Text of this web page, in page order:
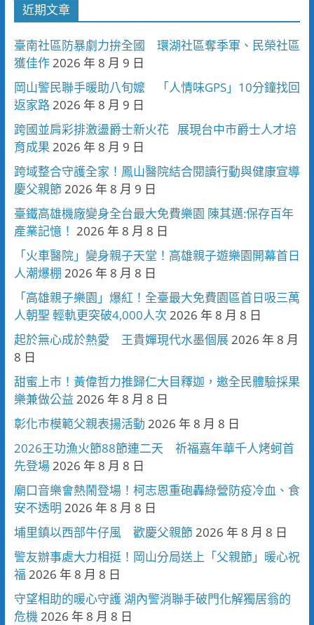
近期文章
臺南社區防暴劇力拚全國 環湖社區奪季軍、民榮社區
獲佳作2026 年 8 月 9 日
岡山警民聯手暖助八旬嬤 「人情味GPS」10分鐘找回
返家路2026 年 8 月 9 日
跨國並肩彩排激盪爵士新火花 展現台中市爵士人才培
育成果 2026 年 8 月 9 日
跨域整合守護全家！鳳山醫院結合閱讀行動與健康宣導
慶父親節2026 年 8 月 9 日
臺鐵高雄機廠變身全台最大免費樂園 陳其邁:保存百年
產業記憶！ 2026 年 8 月 8 日
「火車醫院」變身親子天堂！高雄親子遊樂園開幕首日
人潮爆棚 2026 年 8 月 8 日
「高雄親子樂園」爆紅！全臺最大免費園區首日吸三萬
人朝聖 輕軌更突破4,000人次 2026 年 8 月 8 日
起於無心成於熱愛 王貴嬋現代水墨個展2026 年 8 月
8 日
甜蜜上市！黃偉哲力推歸仁大目釋迦，邀全民體驗採果
樂兼做公益 2026 年 8 月 8 日
彰化市模範父親表揚活動 2026 年 8 月 8 日
2026王功漁火節88節連二天 祈福嘉年華千人烤蚵首
先登場2026 年 8 月 8 日
廟口音樂會熱鬧登場！柯志恩重砲轟綠營防疫冷血、食
安不透明 2026 年 8 月 8 日
埔里鎮以西部牛仔風 歡慶父親節2026 年 8 月 8 日
警友辦事處大力相挺！岡山分局送上「父親節」暖心祝
福 2026 年 8 月 8 日
守望相助的暖心守護 湖內警消聯手破門化解獨居翁的
危機2026 年 8 月 8 日